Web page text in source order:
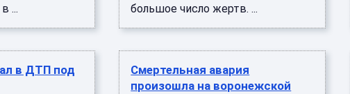
...
большое число жертв. ...
в ДТП под
Смертельная авария
произошла на воронежской